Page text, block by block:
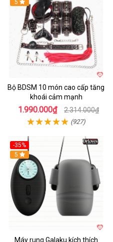
Hot
5
Bộ BDSM 10 món cao cấp tăng
khoái cảm mạnh
1.990.000₫ 2.314.000₫
(927)
-35%
Hot
5
Máy rung Galaku kích thích